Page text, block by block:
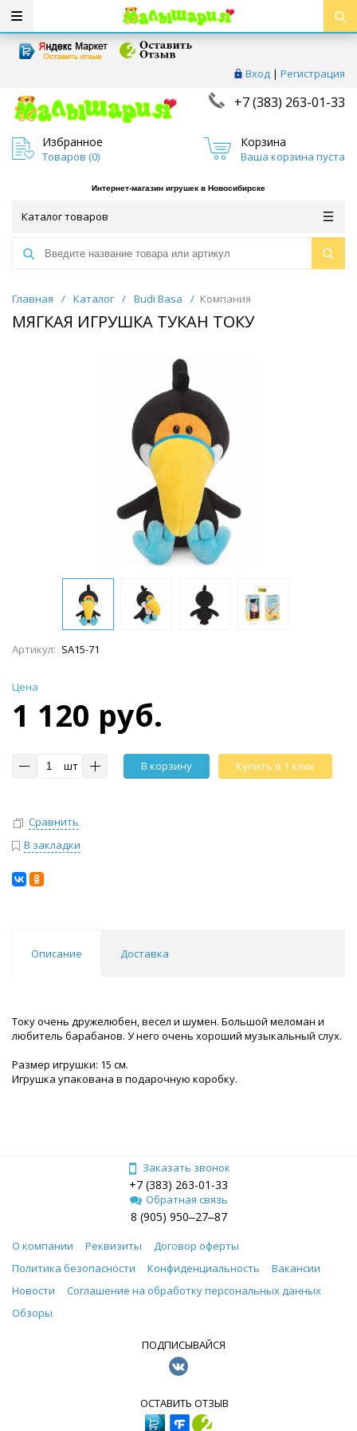
Вход | Регистрация
+7 (383) 263-01-33
Избранное
Товаров (0)
Корзина
Ваша корзина пуста
Интернет-магазин игрушек в Новосибирске
Каталог товаров
Главная / Каталог / Budi Basa / Компания
МЯГКАЯ ИГРУШКА ТУКАН ТОКУ
Артикул: SA15-71
Цена
1 120 руб.
шт В корзину Купить в 1 клик
Сравнить
В закладки
Описание Доставка
Току очень дружелюбен, весел и шумен. Большой меломан и
любитель барабанов. У него очень хороший музыкальный слух.
Размер игрушки: 15 см.
Игрушка упакована в подарочную коробку.
Заказать звонок
+7 (383) 263-01-33
Обратная связь
8 (905) 950‒27‒87
О компании Реквизиты
Договор оферты
Политика безопасности
Конфиденциальность
Вакансии
Новости
Соглашение на обработку персональных данных
Обзоры
ПОДПИСЫВАЙСЯ
ОСТАВИТЬ ОТЗЫВ